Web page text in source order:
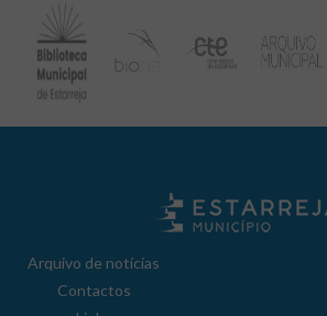
Arquivo de notícias
Contactos